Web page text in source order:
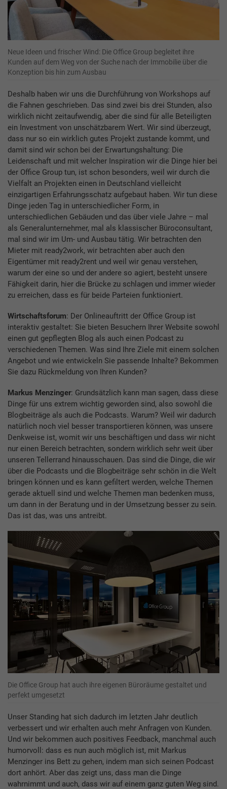
Neue Ideen und frischer Wind: Die Office Group begleitet ihre
Kunden auf dem Weg von der Suche nach der Immobilie über die
Konzeption bis hin zum Ausbau
Deshalb haben wir uns die Durchführung von Workshops auf
die Fahnen geschrieben. Das sind zwei bis drei Stunden, also
wirklich nicht zeitaufwendig, aber die sind für alle Beteiligten
ein Investment von unschätzbarem Wert. Wir sind überzeugt,
dass nur so ein wirklich gutes Projekt zustande kommt, und
damit sind wir schon bei der Erwartungshaltung: Die
Leidenschaft und mit welcher Inspiration wir die Dinge hier bei
der Office Group tun, ist schon besonders, weil wir durch die
Vielfalt an Projekten einen in Deutschland vielleicht
einzigartigen Erfahrungsschatz aufgebaut haben. Wir tun diese
Dinge jeden Tag in unterschiedlicher Form, in
unterschiedlichen Gebäuden und das über viele Jahre – mal
als Generalunternehmer, mal als klassischer Büroconsultant,
mal sind wir im Um- und Ausbau tätig. Wir betrachten den
Mieter mit ready2work, wir betrachten aber auch den
Eigentümer mit ready2rent und weil wir genau verstehen,
warum der eine so und der andere so agiert, besteht unsere
Fähigkeit darin, hier die Brücke zu schlagen und immer wieder
zu erreichen, dass es für beide Parteien funktioniert.
Wirtschaftsforum: Der Onlineauftritt der Office Group ist
interaktiv gestaltet: Sie bieten Besuchern Ihrer Website sowohl
einen gut gepflegten Blog als auch einen Podcast zu
verschiedenen Themen. Was sind Ihre Ziele mit einem solchen
Angebot und wie entwickeln Sie passende Inhalte? Bekommen
Sie dazu Rückmeldung von Ihren Kunden?
Markus Menzinger: Grundsätzlich kann man sagen, dass diese
Dinge für uns extrem wichtig geworden sind, also sowohl die
Blogbeiträge als auch die Podcasts. Warum? Weil wir dadurch
natürlich noch viel besser transportieren können, was unsere
Denkweise ist, womit wir uns beschäftigen und dass wir nicht
nur einen Bereich betrachten, sondern wirklich sehr weit über
unseren Tellerrand hinausschauen. Das sind die Dinge, die wir
über die Podcasts und die Blogbeiträge sehr schön in die Welt
bringen können und es kann gefiltert werden, welche Themen
gerade aktuell sind und welche Themen man bedenken muss,
um dann in der Beratung und in der Umsetzung besser zu sein.
Das ist das, was uns antreibt.
Die Office Group hat auch ihre eigenen Büroräume gestaltet und
perfekt umgesetzt
Unser Standing hat sich dadurch im letzten Jahr deutlich
verbessert und wir erhalten auch mehr Anfragen von Kunden.
Und wir bekommen auch positives Feedback, manchmal auch
humorvoll: dass es nun auch möglich ist, mit Markus
Menzinger ins Bett zu gehen, indem man sich seinen Podcast
dort anhört. Aber das zeigt uns, dass man die Dinge
wahrnimmt und auch, dass wir auf einem ganz guten Weg sind.